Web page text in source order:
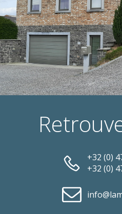
+32 (0)
+32 (0)